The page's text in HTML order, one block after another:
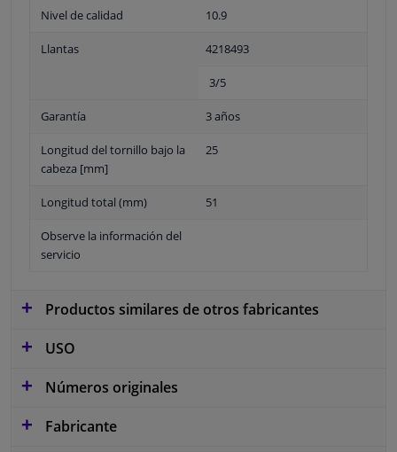
Nivel de calidad 10.9
Llantas 4218493
3/5
Garantía 3 años
Longitud del tornillo bajo la
cabeza [mm]
25
Longitud total (mm) 51
Observe la información del
servicio
Productos similares de otros fabricantes
USO
Números originales
Fabricante